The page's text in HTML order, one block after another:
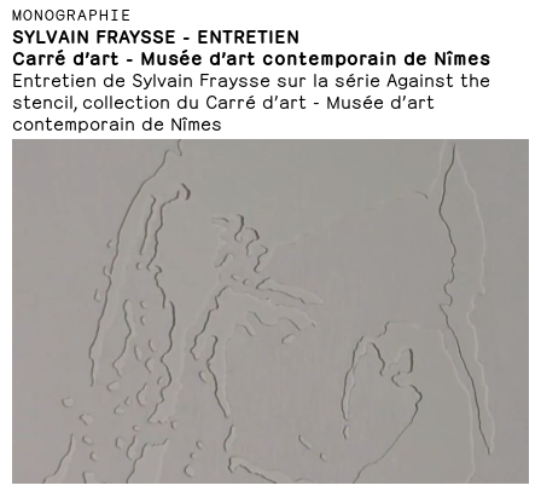
MONOGRAPHIE
SYLVAIN FRAYSSE - ENTRETIEN
Carré d’art - Musée d’art contemporain de Nîmes
Entretien de Sylvain Fraysse sur la série Against the
stencil, collection du Carré d’art - Musée d’art
contemporain de Nîmes